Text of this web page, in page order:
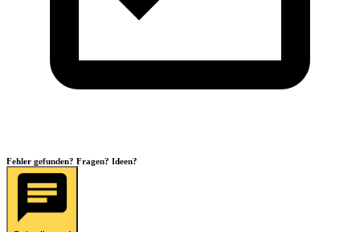
Fehler gefunden? Fragen? Ideen?